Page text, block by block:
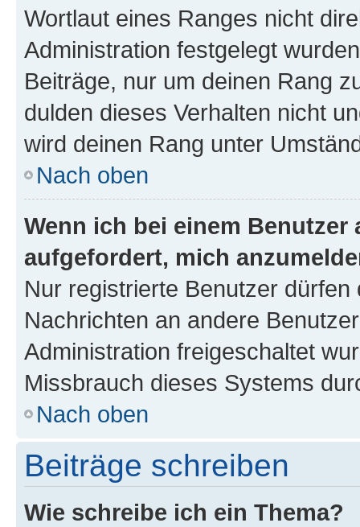
Wortlaut eines Ranges nicht
Administration festgelegt
Beiträge, nur um deinen Rang
dulden dieses Verhalten nicht
wird deinen Rang unter
Nach oben
Wenn ich bei einem
aufgefordert, mich
Nur registrierte Benutzer
Nachrichten an andere
Administration freigeschaltet
Missbrauch dieses Systems
Nach oben
Beiträge schreiben
Wie schreibe ich ein Thema?